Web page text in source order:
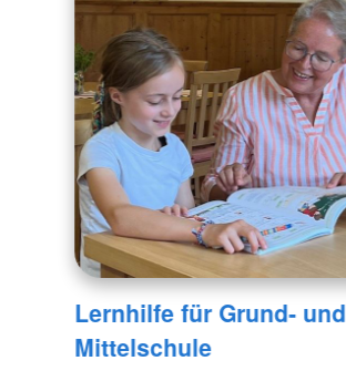
Lernhilfe für Grund- und
Mittelschule